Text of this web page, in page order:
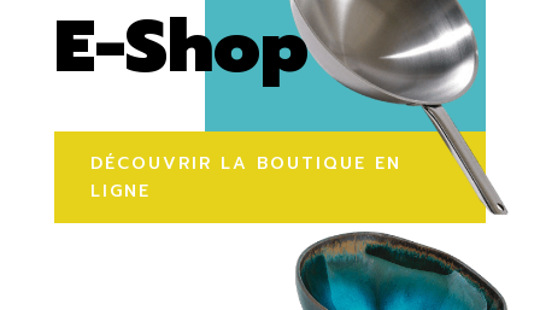
E-Shop
DÉCOUVRIR LA BOUTIQUE EN
LIGNE